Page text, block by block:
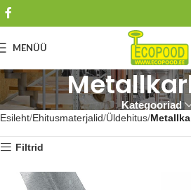
MENÜÜ
Kategooriad
Esileht Ehitusmaterjalid Üldehitus
Filtrid